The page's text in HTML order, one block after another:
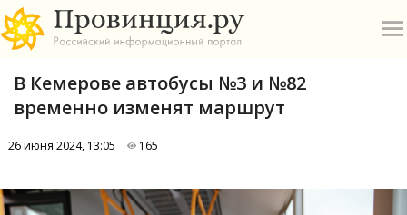
О
В Кемерове автобусы №3 и №82
временно изменят маршрут
26 июня 2024, 13:05 165